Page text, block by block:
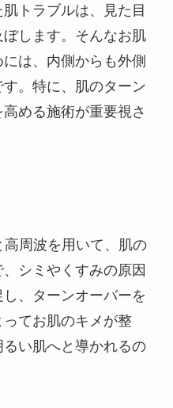
トラブルは、見た目
します。そんなお肌
は、内側からも外側
。特に、肌のターン
める施術が重要視さ
周波を用いて、肌の
シミやくすみの原因
、ターンオーバーを
てお肌のキメが整
い肌へと導かれるの